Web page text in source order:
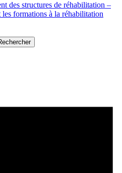
des structures de réhabilitation –
formations à la réhabilitation